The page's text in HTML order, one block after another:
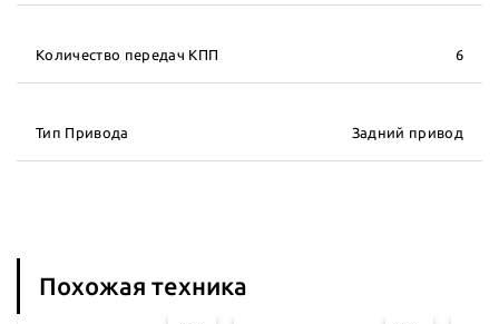
Количество передач КПП 6
Тип Привода Задний привод
Похожая техника